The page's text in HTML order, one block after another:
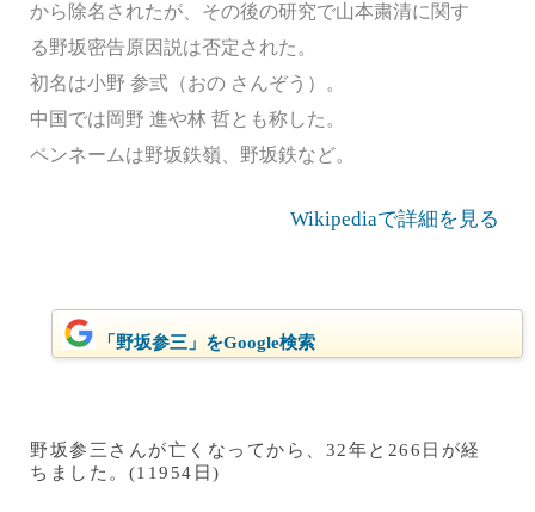
から除名されたが、その後の研究で山本粛清に関す
る野坂密告原因説は否定された。
初名は小野 参弎（おの さんぞう）。
中国では岡野 進や林 哲とも称した。
ペンネームは野坂鉄嶺、野坂鉄など。
Wikipediaで詳細を見る
「野坂参三」をGoogle検索
野坂参三さんが亡くなってから、32年と266日が経
ちました。(11954日)